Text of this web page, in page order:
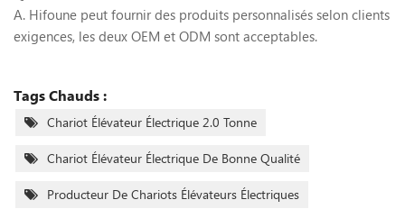
A. Hifoune peut fournir des produits personnalisés selon clients
exigences, les deux OEM et ODM sont acceptables.
Tags Chauds :
Chariot Élévateur Électrique 2.0 Tonne
Chariot Élévateur Électrique De Bonne Qualité
Producteur De Chariots Élévateurs Électriques